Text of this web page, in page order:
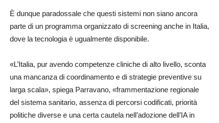
È dunque paradossale che questi sistemi non siano ancora
parte di un programma organizzato di screening anche in Italia,
dove la tecnologia è ugualmente disponibile.
«L’Italia, pur avendo competenze cliniche di alto livello, sconta
una mancanza di coordinamento e di strategie preventive su
larga scala», spiega Parravano, «frammentazione regionale
del sistema sanitario, assenza di percorsi codificati, priorità
politiche diverse e una certa cautela nell’adozione dell’IA in